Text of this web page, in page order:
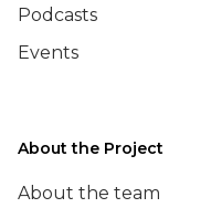
Podcasts
Events
About the Project
About the team